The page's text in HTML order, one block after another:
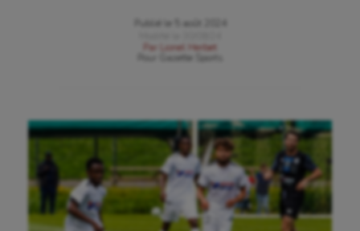
Publié le
5 août 2024
Par
Lionel Herbet
Gazette Sports